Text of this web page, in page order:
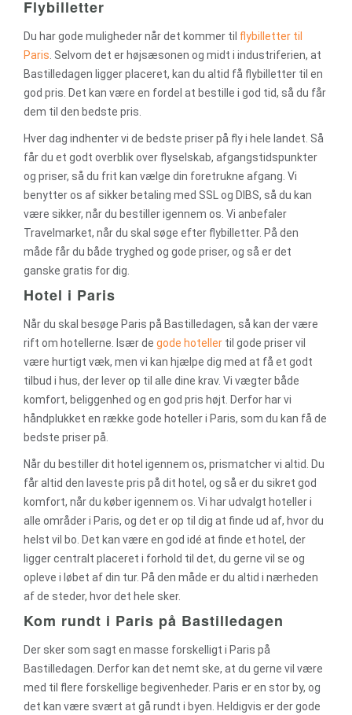
Flybilletter
Du har gode muligheder når det kommer til flybilletter til
Paris . Selvom det er højsæsonen og midt i industriferien, at
Bastilledagen ligger placeret, kan du altid få flybilletter til en
god pris. Det kan være en fordel at bestille i god tid, så du får
dem til den bedste pris.
Hver dag indhenter vi de bedste priser på fly i hele landet. Så
får du et godt overblik over flyselskab, afgangstidspunkter
og priser, så du frit kan vælge din foretrukne afgang. Vi
benytter os af sikker betaling med SSL og DIBS, så du kan
være sikker, når du bestiller igennem os. Vi anbefaler
Travelmarket, når du skal søge efter flybilletter. På den
måde får du både tryghed og gode priser, og så er det
ganske gratis for dig.
Hotel i Paris
Når du skal besøge Paris på Bastilledagen, så kan der være
rift om hotellerne. Især de gode hoteller til gode priser vil
være hurtigt væk, men vi kan hjælpe dig med at få et godt
tilbud i hus, der lever op til alle dine krav. Vi vægter både
komfort, beliggenhed og en god pris højt. Derfor har vi
håndplukket en række gode hoteller i Paris, som du kan få de
bedste priser på.
Når du bestiller dit hotel igennem os, prismatcher vi altid. Du
får altid den laveste pris på dit hotel, og så er du sikret god
komfort, når du køber igennem os. Vi har udvalgt hoteller i
alle områder i Paris, og det er op til dig at finde ud af, hvor du
helst vil bo. Det kan være en god idé at finde et hotel, der
ligger centralt placeret i forhold til det, du gerne vil se og
opleve i løbet af din tur. På den måde er du altid i nærheden
af de steder, hvor det hele sker.
Kom rundt i Paris på Bastilledagen
Der sker som sagt en masse forskelligt i Paris på
Bastilledagen. Derfor kan det nemt ske, at du gerne vil være
med til flere forskellige begivenheder. Paris er en stor by, og
det kan være svært at gå rundt i byen. Heldigvis er der gode